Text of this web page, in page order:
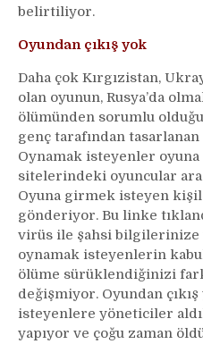
belirtiliyor.
Oyundan çıkış yok
Daha çok Kırgızistan,
olan oyunun, Rusya’da
ölümünden sorumlu
genç tarafından
Oynamak isteyenler oyuna
sitelerindeki oyuncular
Oyuna girmek isteyen
gönderiyor. Bu linke
virüs ile şahsi bilgilerinize
oynamak isteyenlerin
ölüme sürüklendiğinizi
değişmiyor. Oyundan çıkış
isteyenlere yöneticiler
yapıyor ve çoğu zaman